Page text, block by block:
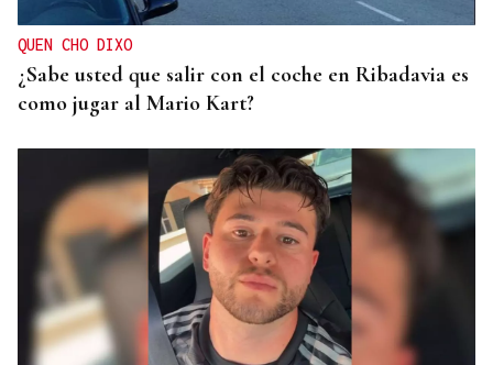
QUEN CHO DIXO
¿Sabe usted que salir con el coche en Ribadavia es
como jugar al Mario Kart?